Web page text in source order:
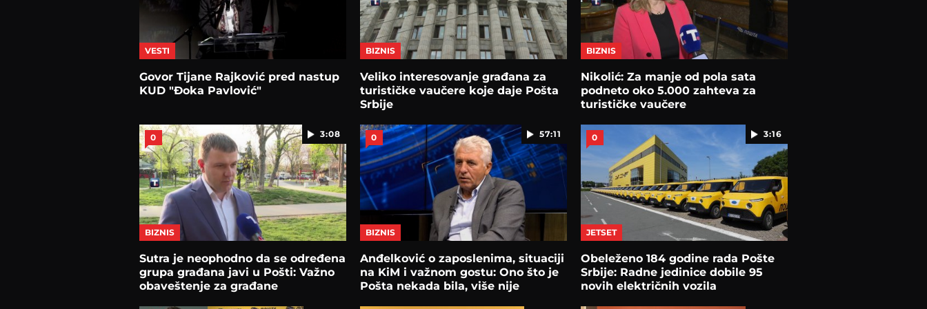
VESTI
Govor Tijane Rajković pred nastup
KUD "Đoka Pavlović"
BIZNIS
Veliko interesovanje građana za
turističke vaučere koje daje Pošta
Srbije
BIZNIS
Nikolić: Za manje od pola sata
podneto oko 5.000 zahteva za
turističke vaučere
3:08
0
BIZNIS
Sutra je neophodno da se određena
grupa građana javi u Pošti: Važno
obaveštenje za građane
57:11
0
BIZNIS
Anđelković o zaposlenima, situaciji
na KiM i važnom gostu: Ono što je
Pošta nekada bila, više nije
3:16
0
JETSET
Obeleženo 184 godine rada Pošte
Srbije: Radne jedinice dobile 95
novih električnih vozila